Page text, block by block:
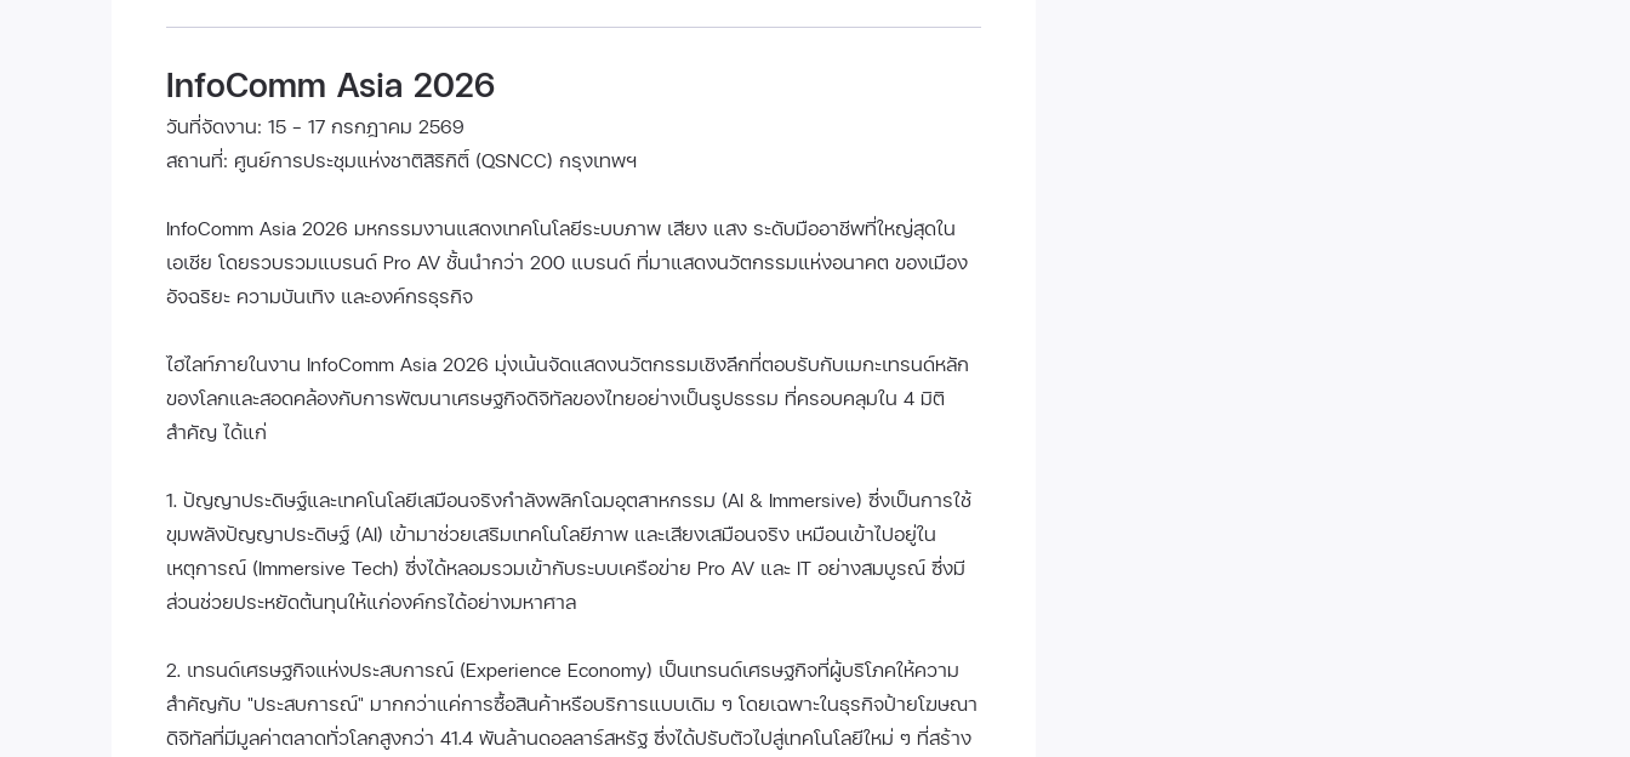
InfoComm Asia 2026
วันที่จัดงาน: 15 - 17 กรกฎาคม 2569
สถานที่: ศูนย์การประชุมแห่งชาติสิริกิติ์ (QSNCC) กรุงเทพฯ
InfoComm Asia 2026 มหกรรมงานแสดงเทคโนโลยีระบบภาพ เสียง แสง ระดับมืออาชีพที่ใหญ่สุดใน
เอเชีย โดยรวบรวมแบรนด์ Pro AV ชั้นนำกว่า 200 แบรนด์ ที่มาแสดงนวัตกรรมแห่งอนาคต ของเมือง
อัจฉริยะ ความบันเทิง และองค์กรธุรกิจ
ไฮไลท์ภายในงาน InfoComm Asia 2026 มุ่งเน้นจัดแสดงนวัตกรรมเชิงลึกที่ตอบรับกับเมกะเทรนด์หลัก
ของโลกและสอดคล้องกับการพัฒนาเศรษฐกิจดิจิทัลของไทยอย่างเป็นรูปธรรม ที่ครอบคลุมใน 4 มิติ
สำคัญ ได้แก่
1. ปัญญาประดิษฐ์และเทคโนโลยีเสมือนจริงกำลังพลิกโฉมอุตสาหกรรม (AI & Immersive) ซึ่งเป็นการใช้
ขุมพลังปัญญาประดิษฐ์ (AI) เข้ามาช่วยเสริมเทคโนโลยีภาพ และเสียงเสมือนจริง เหมือนเข้าไปอยู่ใน
เหตุการณ์ (Immersive Tech) ซึ่งได้หลอมรวมเข้ากับระบบเครือข่าย Pro AV และ IT อย่างสมบูรณ์ ซึ่งมี
ส่วนช่วยประหยัดต้นทุนให้แก่องค์กรได้อย่างมหาศาล
2. เทรนด์เศรษฐกิจแห่งประสบการณ์ (Experience Economy) เป็นเทรนด์เศรษฐกิจที่ผู้บริโภคให้ความ
สำคัญกับ "ประสบการณ์" มากกว่าแค่การซื้อสินค้าหรือบริการแบบเดิม ๆ โดยเฉพาะในธุรกิจป้ายโฆษณา
ดิจิทัลที่มีมูลค่าตลาดทั่วโลกสูงกว่า 41.4 พันล้านดอลลาร์สหรัฐ ซึ่งได้ปรับตัวไปสู่เทคโนโลยีใหม่ ๆ ที่สร้าง